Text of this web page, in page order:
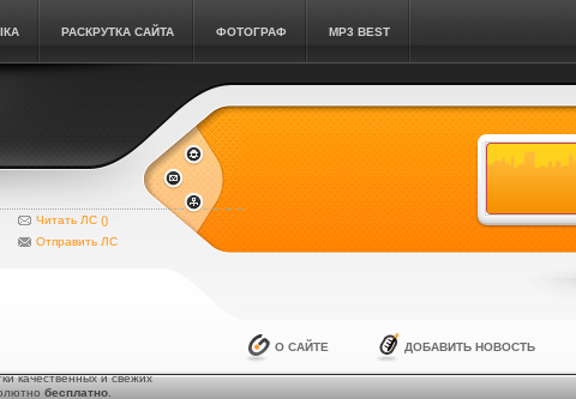
РАСКРУТКА САЙТА ФОТОГРАФ MP3 BEST
Читать ЛС ()
Отправить ЛС
качественных и свежих
бесплатно.
О САЙТЕ ДОБАВИТЬ НОВОСТЬ